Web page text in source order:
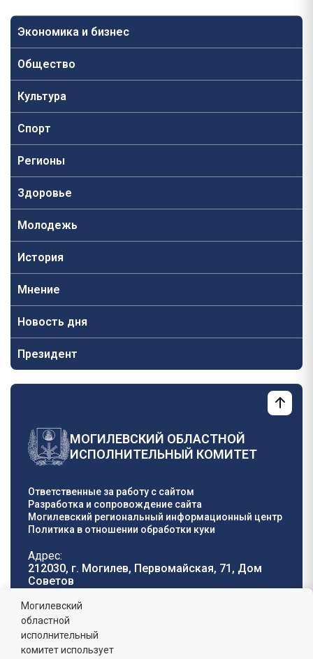
Экономика и бизнес
Общество
Культура
Спорт
Регионы
Здоровье
Молодежь
История
Мнение
Новость дня
Президент
МОГИЛЕВСКИЙ ОБЛАСТНОЙ
ИСПОЛНИТЕЛЬНЫЙ КОМИТЕТ
Ответственные за работу с сайтом
Разработка и сопровождение сайта
Могилевский региональный информационный центр
Политика в отношении обработки куки
Адрес:
212030, г. Могилев, Первомайская, 71, Дом
Cоветов
Телефон горячей
линии:
8 (0222) 71-32-55
График работы:
Могилевский
областной
исполнительный
комитет использует